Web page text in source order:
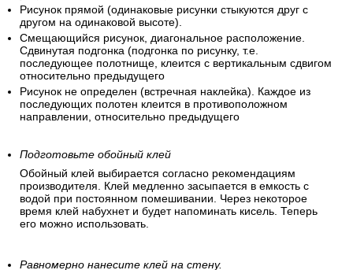
При наклеивании не нужно подгонять рисунок (обои без
узора и клеятся без совмещения).
Рисунок прямой (одинаковые рисунки стыкуются друг с
другом на одинаковой высоте).
Смещающийся рисунок, диагональное расположение.
Сдвинутая подгонка (подгонка по рисунку, т.е.
последующее полотнище, клеится с вертикальным сдвигом
относительно предыдущего
направлении, относительно предыдущего
Подготовьте обойный клей
Обойный клей выбирается согласно рекомендациям
производителя. Клей медленно засыпается в емкость с
его можно использовать.